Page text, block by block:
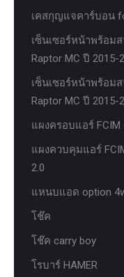
เคสกุญแจคาร์บอน
เซ็นเซอร์หน้าพร้อม
Raptor MC ปี 2015-
เซ็นเซอร์หน้าพร้อม
Raptor MC ปี 2015-
แผงครอบแอร์ FCIM
แผงควบคุมแอร์
2.0
แหนบแอด option
โช๊ค
โช๊ค carry boy
โรบาร์ HAMER